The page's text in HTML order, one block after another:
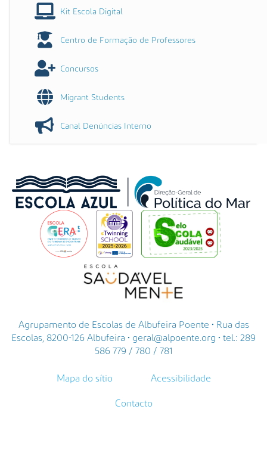
Kit Escola Digital
Centro de Formação de Professores
Concursos
Migrant Students
Canal Denúncias Interno
Agrupamento de Escolas de Albufeira Poente • Rua das
Escolas, 8200-126 Albufeira • geral@alpoente.org • tel.: 289
586 779 / 780 / 781
Mapa do sítio Acessibilidade
Contacto